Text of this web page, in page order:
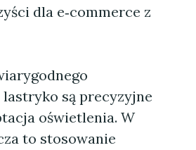
dla e‑commerce z
są precyzyjne
oświetlenia. W
to stosowanie